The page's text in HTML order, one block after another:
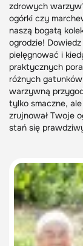
zdrowych
ogórki czy
naszą bogatą
ogrodzie!
pielęgnować i
praktycznych
różnych
warzywną
tylko smaczne,
zrujnował Twoje
stań się